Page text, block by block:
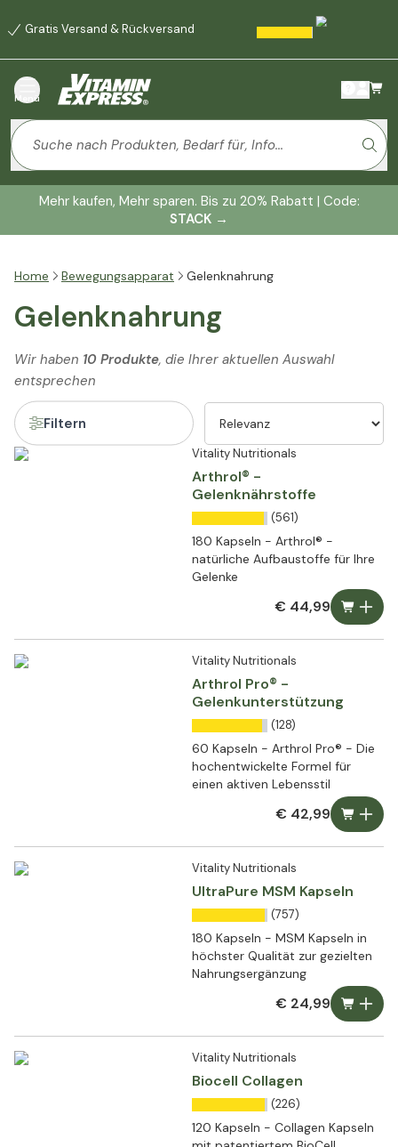
Gratis Versand & Rückversand
Menü
Mehr kaufen, Mehr sparen. Bis zu 20% Rabatt | Code:
STACK →
Home Bewegungsapparat Gelenknahrung
Gelenknahrung
Wir haben 10 Produkte, die Ihrer aktuellen Auswahl
entsprechen
Filtern
Vitality Nutritionals
Arthrol® -
Gelenknährstoffe
(561)
180 Kapseln - Arthrol® -
natürliche Aufbaustoffe für Ihre
Gelenke
€ 44,99
Vitality Nutritionals
Arthrol Pro® -
Gelenkunterstützung
(128)
60 Kapseln - Arthrol Pro® - Die
hochentwickelte Formel für
einen aktiven Lebensstil
€ 42,99
Vitality Nutritionals
UltraPure MSM Kapseln
(757)
180 Kapseln - MSM Kapseln in
höchster Qualität zur gezielten
Nahrungsergänzung
€ 24,99
Vitality Nutritionals
Biocell Collagen
(226)
120 Kapseln - Collagen Kapseln